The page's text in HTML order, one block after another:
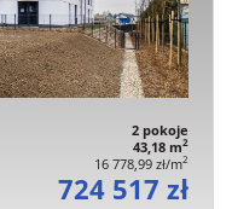
2 pokoje
43,18 m2
16 778,99 zł/m2
724 517 zł